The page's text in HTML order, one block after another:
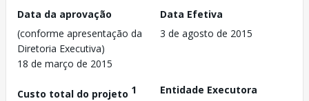
Data da aprovação
(conforme apresentação da
Diretoria Executiva)
18 de março de 2015
Data Efetiva
3 de agosto de 2015
Custo total do projeto 1
Entidade Executora